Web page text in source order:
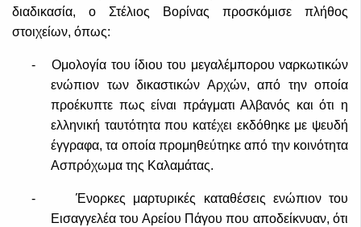
διαδικασία, ο Στέλιος Βορίνας προσκόμισε πλήθος
στοιχείων, όπως:
-
Ομολογία του ίδιου του μεγαλέμπορου ναρκωτικών
ενώπιον των δικαστικών Αρχών, από την οποία
προέκυπτε πως είναι πράγματι Αλβανός και ότι η
ελληνική ταυτότητα που κατέχει εκδόθηκε με ψευδή
έγγραφα, τα οποία προμηθεύτηκε από την κοινότητα
Ασπρόχωμα της Καλαμάτας.
-
Ένορκες μαρτυρικές καταθέσεις ενώπιον του
Εισαγγελέα του Αρείου Πάγου που αποδείκνυαν, ότι